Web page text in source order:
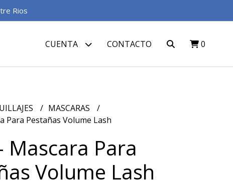
Rios
CUENTA CONTACTO 0
MASCARAS
Para Pestañas Volume Lash
Mascara Para
Volume Lash